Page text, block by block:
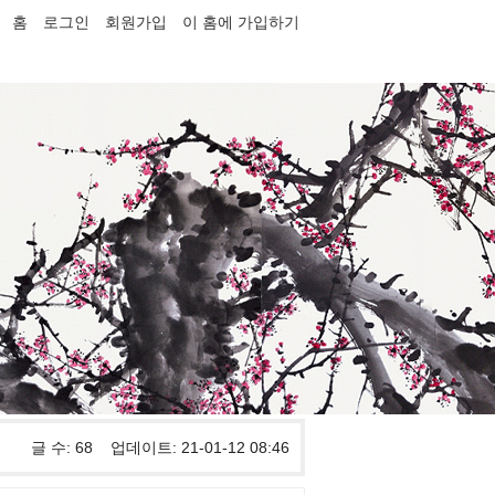
홈 로그인 회원가입 이 홈에 가입하기
글 수: 68 업데이트: 21-01-12 08:46